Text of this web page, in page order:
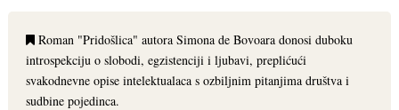
Roman "Pridošlica" autora Simona de Bovoara donosi duboku
introspekciju o slobodi, egzistenciji i ljubavi, preplićući
svakodnevne opise intelektualaca s ozbiljnim pitanjima društva i
sudbine pojedinca.